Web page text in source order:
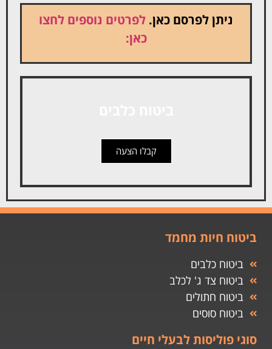
ניתן לפרסם כאן. לפרטים נוספים לחצו
כאן:
קבלו הצעה
ביטוח חיות מחמד
ביטוח כלבים
ביטוח צד ג' לכלב
ביטוח חתולים
ביטוח סוסים
סוגי פוליסות לבעלי חיים